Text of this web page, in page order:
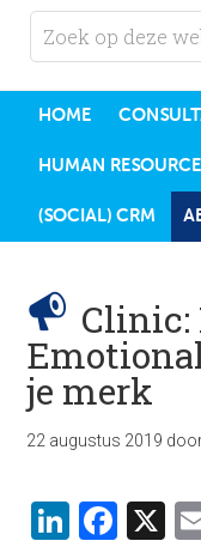
HOME
HUMAN
(SOCIAL) CRM
Clinic:
je merk
22 augustus 2019
X